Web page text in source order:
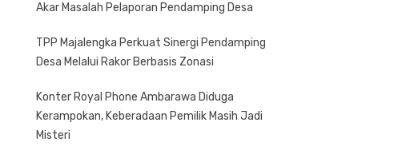
Akar Masalah Pelaporan Pendamping Desa
TPP Majalengka Perkuat Sinergi Pendamping
Desa Melalui Rakor Berbasis Zonasi
Konter Royal Phone Ambarawa Diduga
Kerampokan, Keberadaan Pemilik Masih Jadi
Misteri